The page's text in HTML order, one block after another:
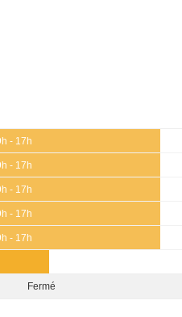
- 17h
- 17h
- 17h
- 17h
- 17h
Fermé